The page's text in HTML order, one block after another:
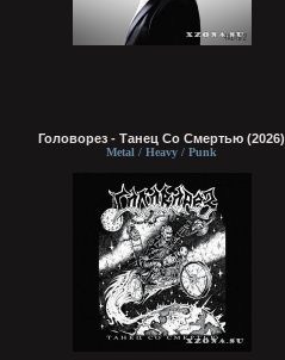
Головорез - Tанец Со Смертью (2026)
Metal / Heavy / Punk